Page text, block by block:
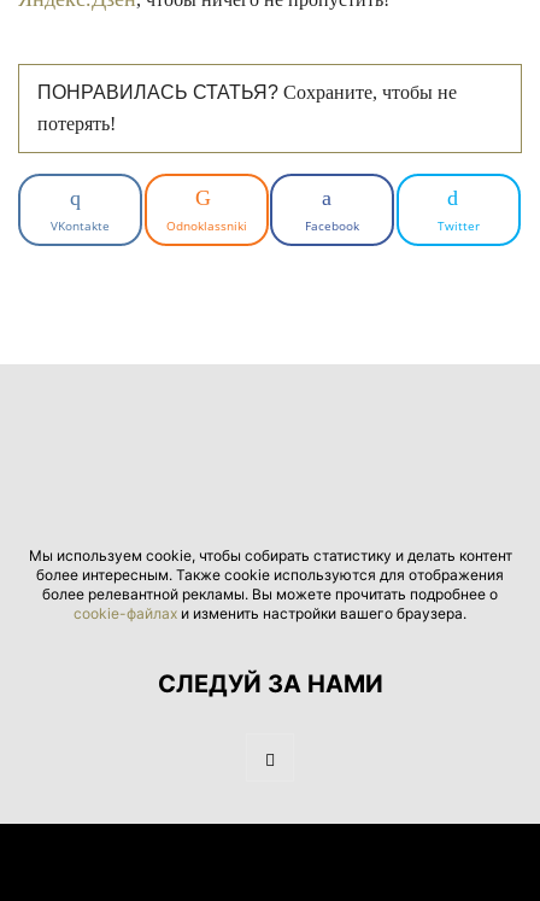
ПОНРАВИЛАСЬ СТАТЬЯ? Сохраните, чтобы не
потерять!
VKontakte Odnoklassniki Facebook Twitter
Мы используем cookie, чтобы собирать статистику и делать контент
более интересным. Также cookie используются для отображения
более релевантной рекламы. Вы можете прочитать подробнее о
cookie-файлах и изменить настройки вашего браузера.
СЛЕДУЙ ЗА НАМИ